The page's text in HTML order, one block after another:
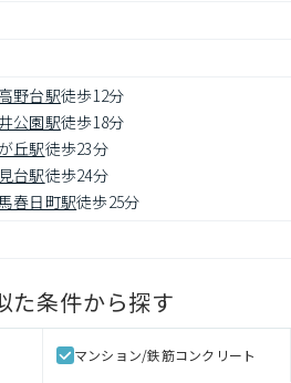
野台駅徒歩12分
公園駅徒歩18分
丘駅徒歩23分
台駅徒歩24分
春日町駅徒歩25分
た条件から探す
マンション/鉄筋コンクリート